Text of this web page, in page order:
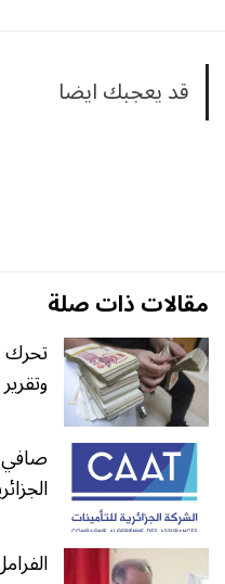
قد يعجبك ايضا
مقالات ذات صلة
تحرك